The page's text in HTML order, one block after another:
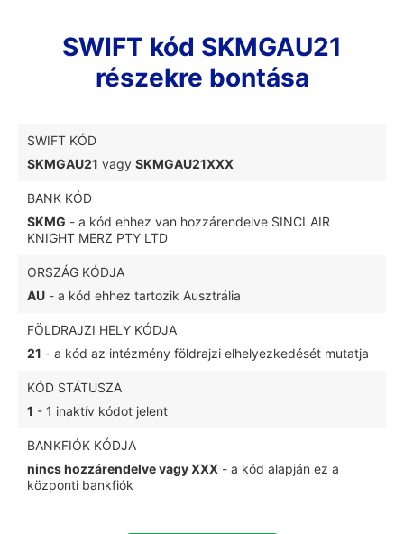
SWIFT kód SKMGAU21
részekre bontása
SWIFT KÓD
SKMGAU21 vagy SKMGAU21XXX
BANK KÓD
SKMG - a kód ehhez van hozzárendelve SINCLAIR
KNIGHT MERZ PTY LTD
ORSZÁG KÓDJA
AU - a kód ehhez tartozik Ausztrália
FÖLDRAJZI HELY KÓDJA
21 - a kód az intézmény földrajzi elhelyezkedését mutatja
KÓD STÁTUSZA
1 - 1 inaktív kódot jelent
BANKFIÓK KÓDJA
nincs hozzárendelve vagy XXX - a kód alapján ez a
központi bankfiók